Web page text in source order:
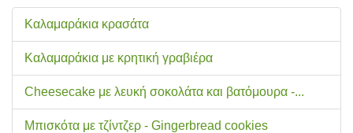
Καλαμαράκια κρασάτα
Καλαμαράκια με κρητική γραβιέρα
Cheesecake με λευκή σοκολάτα και βατόμουρα -...
Μπισκότα με τζίντζερ - Gingerbread cookies